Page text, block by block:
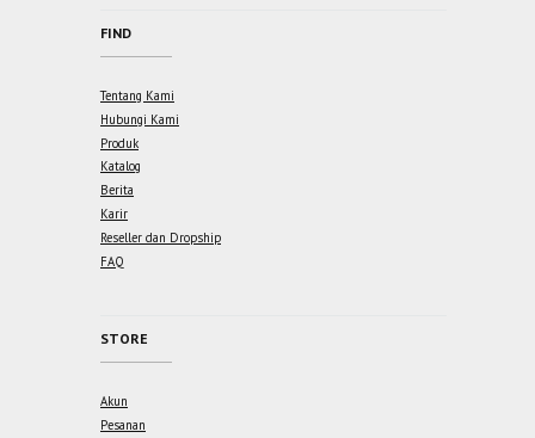
FIND
Tentang Kami
Hubungi Kami
Produk
Katalog
Berita
Karir
Reseller dan Dropship
FAQ
STORE
Akun
Pesanan